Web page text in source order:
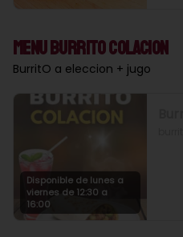
Menu Burrito Colacion
BurritO a eleccion + jugo
Disponible de lunes a
viernes de 12:30 a
16:00